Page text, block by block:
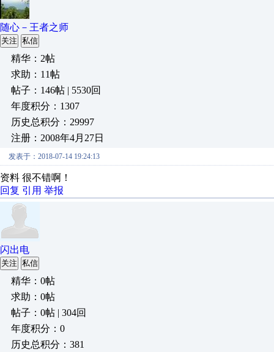
随心－王者之师
关注 私信
精华：2帖
求助：11帖
帖子：146帖 | 5530回
年度积分：1307
历史总积分：29997
注册：2008年4月27日
发表于：2018-07-14 19:24:13
资料 很不错啊！
回复 引用 举报
闪出电
关注 私信
精华：0帖
求助：0帖
帖子：0帖 | 304回
年度积分：0
历史总积分：381